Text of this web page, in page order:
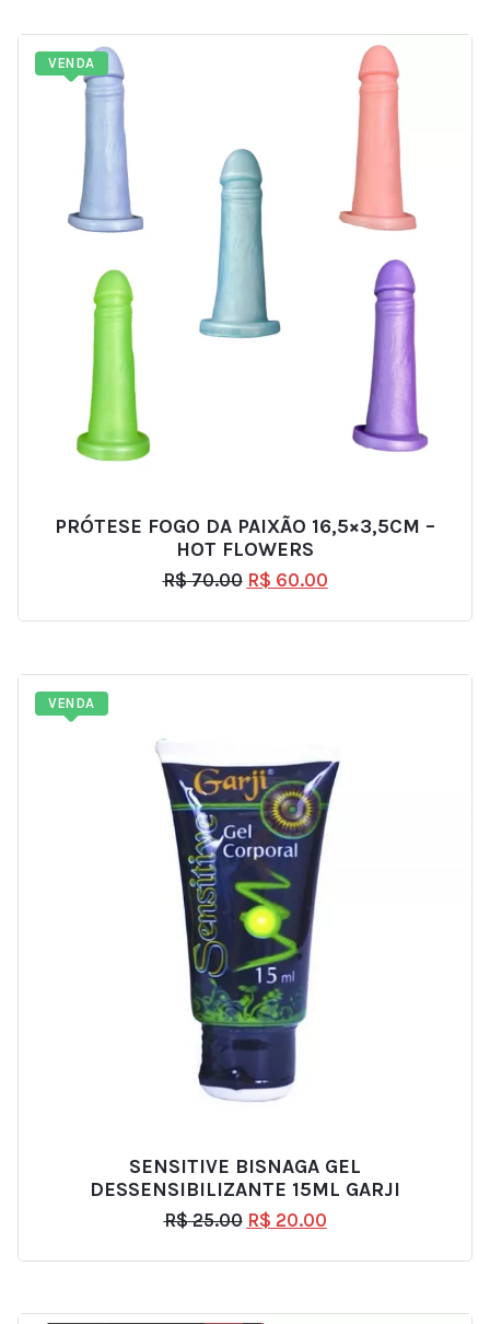
VENDA
PRÓTESE FOGO DA PAIXÃO 16,5×3,5CM –
HOT FLOWERS
R$70.00 R$ 60.00
VENDA
SENSITIVE BISNAGA GEL
DESSENSIBILIZANTE 15ML GARJI
R$25.00 R$ 20.00